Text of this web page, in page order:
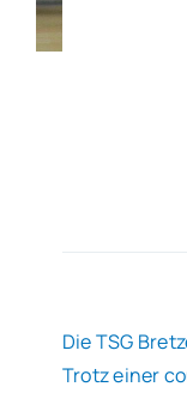
Die TSG
Trotz einer